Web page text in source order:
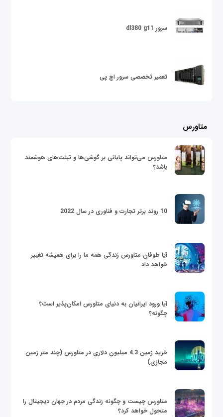
سرور dl380 g11
تعمیر تخصصی سرور اچ پی
متاورس
متاورس می‌تواند پایانی بر گوشی‌ها و تبلت‌های هوشمند
باشد؟
10 روند برتر تجارت و فناوری در سال 2022
آیا طوفان متاورس زندگی همه ما را برای همیشه تغییر
خواهد داد
آیا ورود ایرانیان به دنیای متاورس امکان‌پذیر است؟
چگونه؟
خرید زمین 4.3 میلیون دلاری در متاورس (چند متر زمین
مجازی)
متاورس چیست و چگونه زندگی مردم در جهان دیجیتال را
متحول خواهد کرد؟